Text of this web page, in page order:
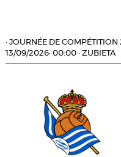
· JOURNÉE DE COMPÉTITION
13/09/2026· 00:00 · ZUBIETA